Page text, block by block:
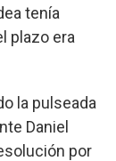
tenía
plazo era
la pulseada
Daniel
por